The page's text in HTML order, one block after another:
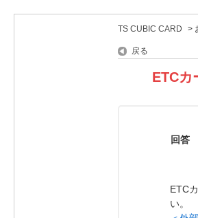
TS CUBIC CARD >
戻る
ETCカ
回答
ETC
い。